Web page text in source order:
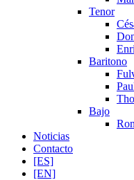
Tenor
Baritono
Bajo
Noticias
Contacto
[ES]
[EN]